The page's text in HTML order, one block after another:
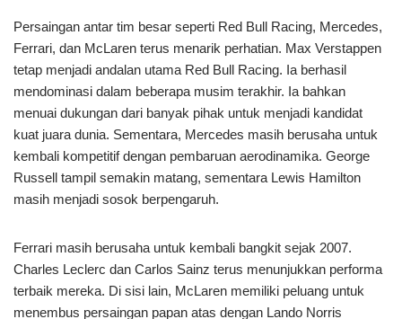
Persaingan antar tim besar seperti Red Bull Racing, Mercedes,
Ferrari, dan McLaren terus menarik perhatian. Max Verstappen
tetap menjadi andalan utama Red Bull Racing. Ia berhasil
mendominasi dalam beberapa musim terakhir. Ia bahkan
menuai dukungan dari banyak pihak untuk menjadi kandidat
kuat juara dunia. Sementara, Mercedes masih berusaha untuk
kembali kompetitif dengan pembaruan aerodinamika. George
Russell tampil semakin matang, sementara Lewis Hamilton
masih menjadi sosok berpengaruh.
Ferrari masih berusaha untuk kembali bangkit sejak 2007.
Charles Leclerc dan Carlos Sainz terus menunjukkan performa
terbaik mereka. Di sisi lain, McLaren memiliki peluang untuk
menembus persaingan papan atas dengan Lando Norris